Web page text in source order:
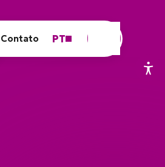
Contato PT